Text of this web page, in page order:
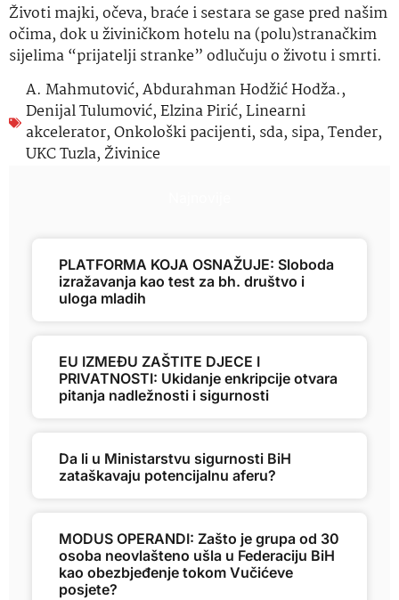
Životi majki, očeva, braće i sestara se gase pred našim
očima, dok u živiničkom hotelu na (polu)stranačkim
sijelima “prijatelji stranke” odlučuju o životu i smrti.
A. Mahmutović,Abdurahman Hodžić Hodža.,
Denijal Tulumović,Elzina Pirić,Linearni
akcelerator,Onkološki pacijenti, sda, sipa,Tender,
UKC Tuzla,Živinice
PLATFORMA KOJA OSNAŽUJE: Sloboda
izražavanja kao test za bh. društvo i
uloga mladih
EU IZMEĐU ZAŠTITE DJECE I
PRIVATNOSTI: Ukidanje enkripcije otvara
pitanja nadležnosti i sigurnosti
Da li u Ministarstvu sigurnosti BiH
zataškavaju potencijalnu aferu?
MODUS OPERANDI: Zašto je grupa od 30
osoba neovlašteno ušla u Federaciju BiH
kao obezbjeđenje tokom Vučićeve
posjete?